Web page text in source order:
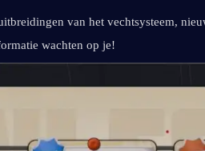
van het vechtsysteem,
wachten op je!